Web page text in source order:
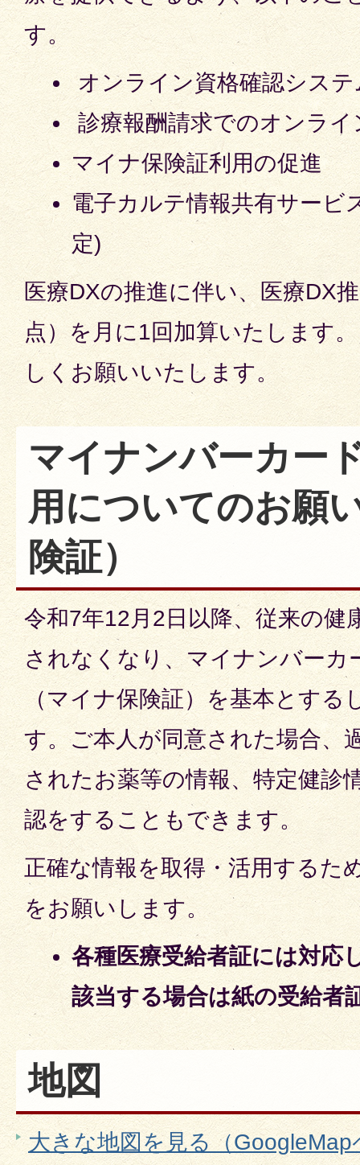
す。
オンライン資格確認システ
診療報酬請求でのオンライ
マイナ保険証利用の促進
電子カルテ情報共有サービ
定)
医療DXの推進に伴い、医療DX
点）を月に1回加算いたします
しくお願いいたします。
マイナンバーカー
用についてのお願
険証）
令和7年12月2日以降、従来の健
されなくなり、マイナンバーカ
（マイナ保険証）を基本とする
す。ご本人が同意された場合、
されたお薬等の情報、特定健診
認をすることもできます。
正確な情報を取得・活用するた
をお願いします。
各種医療受給者証には対応
該当する場合は紙の受給者
地図
大きな地図を見る（GoogleMap